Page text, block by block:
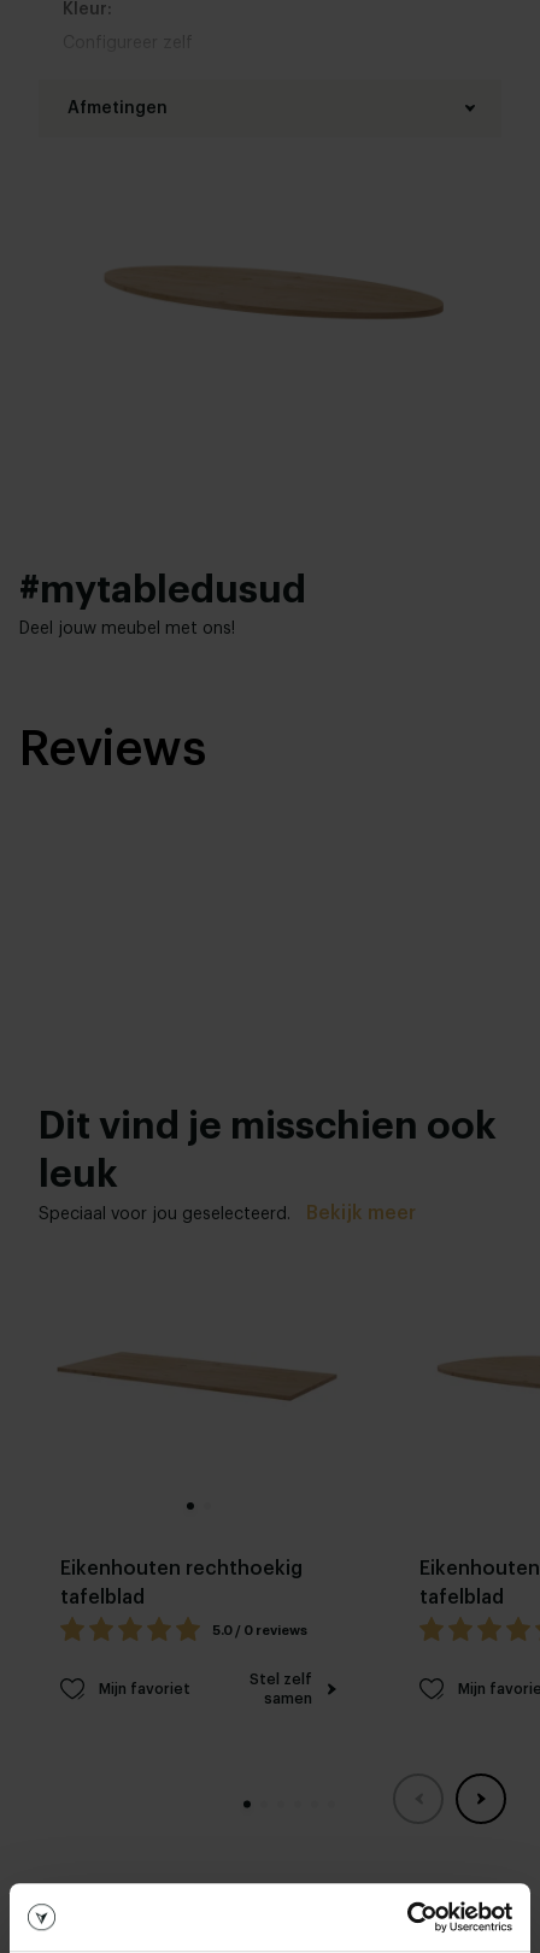
Kleur:
Afmetingen
#mytabledusud
Deel jouw meubel met ons!
Reviews
Dit vind je misschien ook
leuk
Speciaal voor jou geselecteerd. Bekijk meer
Eikenhouten rechthoekig
tafelblad
5.0 / 0 reviews
Mijn favoriet
Stel zelf
samen
tafelblad
Mijn